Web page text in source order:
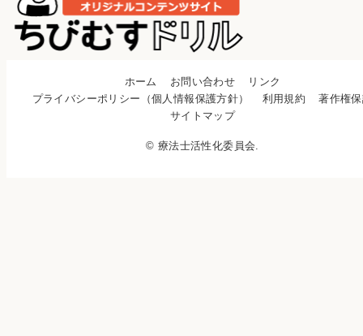
ホーム お問い合わせ
リンク
プライバシーポリシー（個人情報保護方針）
利用規約
著作権
サイトマップ
© 療法士活性化委員会.